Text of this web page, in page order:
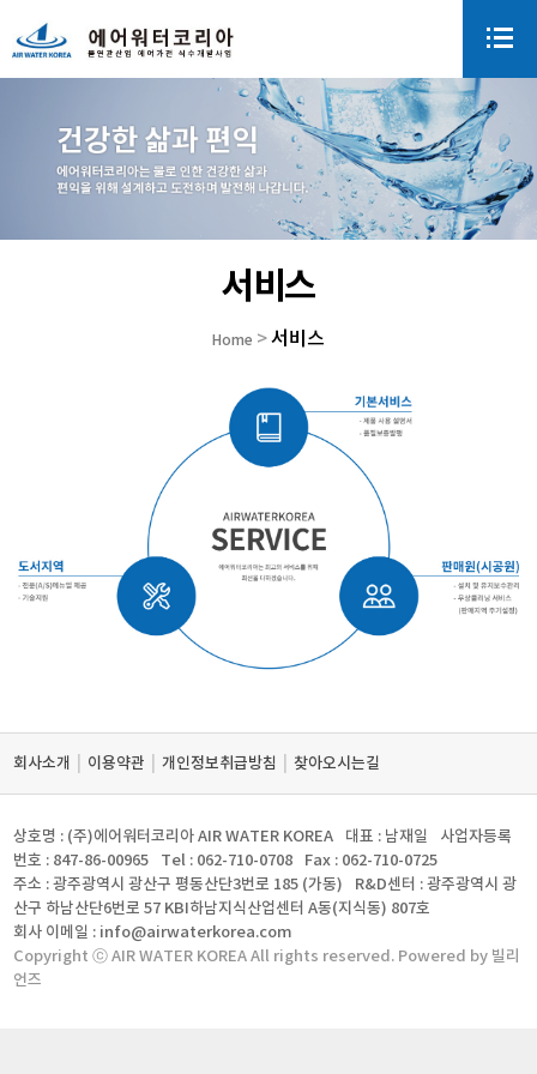
서비스
Home >서비스
회사소개 이용약관 개인정보취급방침 찾아오시는길
상호명 : (주)에어워터코리아 AIR WATER KOREA 대표 : 남재일
사업자등록
번호 : 847-86-00965
Tel : 062-710-0708
Fax : 062-710-0725
주소 : 광주광역시 광산구 평동산단3번로 185 (가동)
R&D센터 : 광주광역시 광
산구 하남산단6번로 57 KBI하남지식산업센터 A동(지식동) 807호
회사 이메일 : info@airwaterkorea.com
Copyright ⓒ AIR WATER KOREA All rights reserved. Powered by 빌리
언즈